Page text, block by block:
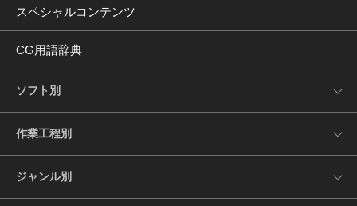
スペシャルコンテンツ
CG用語辞典
ソフト別
作業工程別
ジャンル別